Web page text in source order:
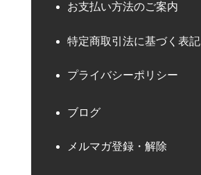
お支払い方法のご案内
特定商取引法に基づく表記
プライバシーポリシー
ブログ
メルマガ登録・解除